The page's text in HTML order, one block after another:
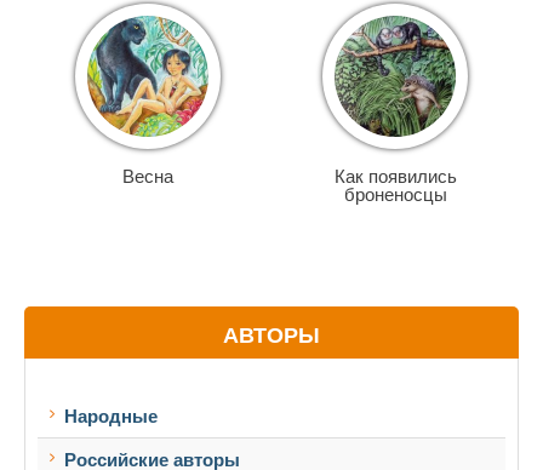
Весна
Как появились
броненосцы
АВТОРЫ
Народные
Российские авторы